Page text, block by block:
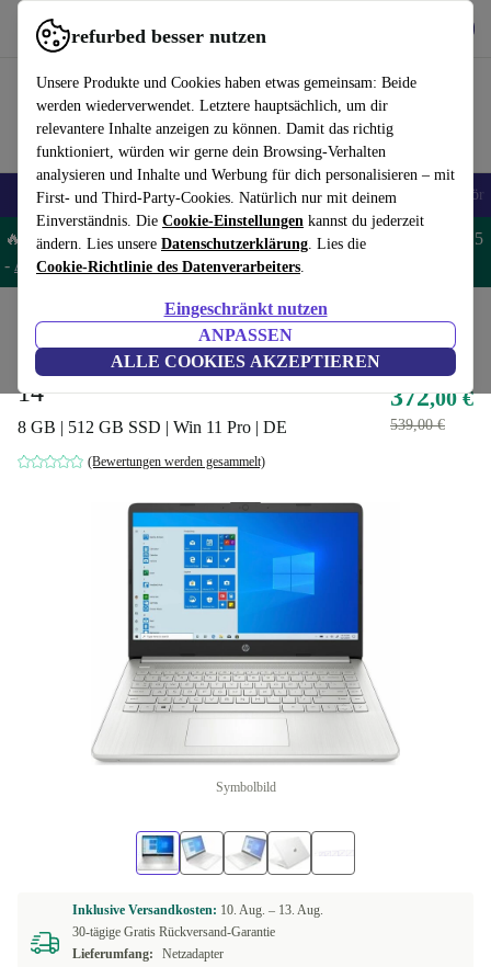
refurbed besser nutzen
Unsere Produkte und Cookies haben etwas gemeinsam: Beide
werden wiederverwendet. Letztere hauptsächlich, um dir
relevantere Inhalte anzeigen zu können. Damit das richtig
funktioniert, würden wir gerne dein Browsing-Verhalten
analysieren und Inhalte und Werbung für dich personalisieren – mit
First- und Third-Party-Cookies. Natürlich nur mit deinem
Einverständnis. Die Cookie-Einstellungen kannst du jederzeit
ändern. Lies unsere Datenschutzerklärung. Lies die
Cookie-Richtlinie des Datenverarbeiters.
Eingeschränkt nutzen
ANPASSEN
ALLE COOKIES AKZEPTIEREN
refurbed schnell und einfach nutzen
🎒 Back to school Handys Laptops Tablets Smartwatches Zubehör
🔥 Spare 5% EXTRA auf MacBooks und iPads – Code: MACPAD5
- AGB
Laptops HP Laptops
HP 14S-FQ | Ryzen 3 5300U |
14"
8 GB | 512 GB SSD | Win 11 Pro | DE
(Bewertungen werden gesammelt)
372,00 €
539,00 €
Symbolbild
Inklusive Versandkosten: 10. Aug. – 13. Aug.
30-tägige Gratis Rückversand-Garantie
Lieferumfang:
Netzadapter